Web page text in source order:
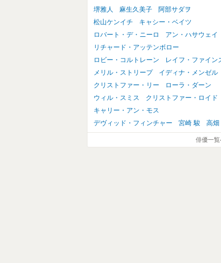
堺雅人 麻生久美子
阿部サダヲ
松山ケンイチ
キャシー・ベイツ
ロバート・デ・ニーロ
アン・ハサウェイ
リチャード・アッテンボロー
ロビー・コルトレーン
レイフ・ファイン
メリル・ストリープ
イディナ・メンゼル
クリストファー・リー
ローラ・ダーン
ウィル・スミス
クリストファー・ロイド
キャリー・アン・モス
デヴィッド・フィンチャー
宮崎 駿 高畑
俳優一